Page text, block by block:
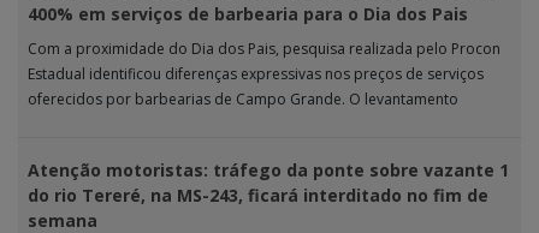
400% em serviços de barbearia para o Dia dos Pais
Com a proximidade do Dia dos Pais, pesquisa realizada pelo Procon
Estadual identificou diferenças expressivas nos preços de serviços
oferecidos por barbearias de Campo Grande. O levantamento
Atenção motoristas: tráfego da ponte sobre vazante 1
do rio Tereré, na MS-243, ficará interditado no fim de
semana